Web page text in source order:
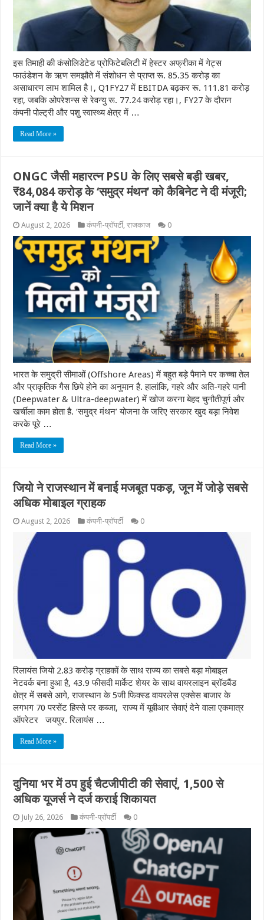
इस तिमाही की कंसोलिडेटेड प्रोफिटेबलिटी में हेस्टर अफ्रीका में गेट्स
फाउंडेशन के ऋण समझौते में संशोधन से प्राप्त रू. 85.35 करोड़ का
असाधारण लाभ शामिल है।, Q1FY27 में EBITDA बढ़कर रू. 111.81 करोड़
रहा, जबकि ओपरेशन्स से रेवन्यु रू. 77.24 करोड़ रहा।, FY27 के दौरान
कंपनी पोल्ट्री और पशु स्वास्थ्य क्षेत्र में …
Read More »
ONGC जैसी महारत्न PSU के लिए सबसे बड़ी खबर,
₹84,084 करोड़ के ‘समुद्र मंथन’ को कैबिनेट ने दी मंजूरी;
जानें क्या है ये मिशन
August 2, 2026 कंपनी-प्रॉपर्टी,राजकाज 0
भारत के समुद्री सीमाओं (Offshore Areas) में बहुत बड़े पैमाने पर कच्चा तेल
और प्राकृतिक गैस छिपे होने का अनुमान है. हालांकि, गहरे और अति-गहरे पानी
(Deepwater & Ultra-deepwater) में खोज करना बेहद चुनौतीपूर्ण और
खर्चीला काम होता है. ‘समुद्र मंथन’ योजना के जरिए सरकार खुद बड़ा निवेश
करके पूरे …
Read More »
जियो ने राजस्थान में बनाई मजबूत पकड़, जून में जोड़े सबसे
अधिक मोबाइल ग्राहक
August 2, 2026 कंपनी-प्रॉपर्टी 0
रिलायंस जियो 2.83 करोड़ ग्राहकों के साथ राज्य का सबसे बड़ा मोबाइल
नेटवर्क बना हुआ है, 43.9 फीसदी मार्केट शेयर के साथ वायरलाइन ब्रॉडबैंड
क्षेत्र में सबसे आगे, राजस्थान के 5जी फिक्स्ड वायरलेस एक्सेस बाजार के
लगभग 70 परसेंट हिस्से पर कब्जा, राज्य में यूबीआर सेवाएं देने वाला एकमात्र
ऑपरेटर जयपुर. रिलायंस …
Read More »
दुनिया भर में ठप हुई चैटजीपीटी की सेवाएं, 1,500 से
अधिक यूजर्स ने दर्ज कराई शिकायत
July 26, 2026 कंपनी-प्रॉपर्टी 0